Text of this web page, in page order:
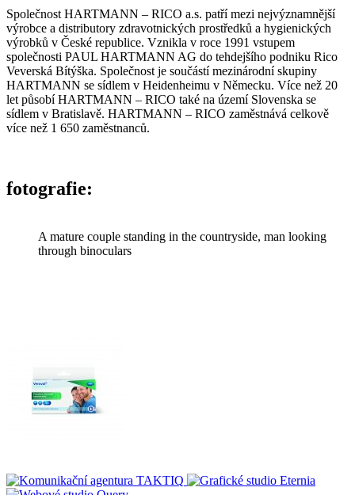
Společnost HARTMANN – RICO a.s. patří mezi nejvýznamnější
výrobce a distributory zdravotnických prostředků a hygienických
výrobků v České republice. Vznikla v roce 1991 vstupem
společnosti PAUL HARTMANN AG do tehdejšího podniku Rico
Veverská Bítýška. Společnost je součástí mezinárodní skupiny
HARTMANN se sídlem v Heidenheimu v Německu. Více než 20
let působí HARTMANN – RICO také na území Slovenska se
sídlem v Bratislavě. HARTMANN – RICO zaměstnává celkově
více než 1 650 zaměstnanců.
fotografie:
A mature couple standing in the countryside, man looking
through binoculars